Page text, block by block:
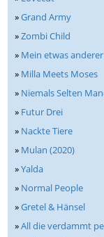
»Grand Army
»Zombi Child
» Mein etwas
» Milla Meets Moses
» Niemals Selten
» Futur Drei
» Nackte Tiere
» Mulan (2020)
»Yalda
» Normal People
»Gretel & Hänsel
»All die verdammt